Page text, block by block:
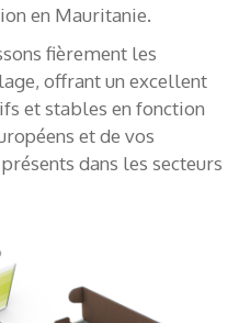
en Mauritanie.
fièrement les
offrant un excellent
et stables en fonction
et de vos
dans les secteurs